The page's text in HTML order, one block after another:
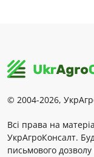
© 2004-2026,
Всі права на
УкрАгроКонсалт.
письмового